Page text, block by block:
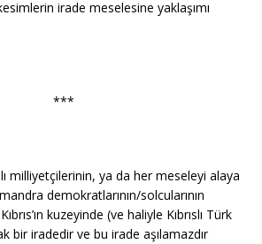
irade meselesine yaklaşımı
***
milliyetçilerinin, ya da her meseleyi alaya
demokratlarının/solcularının
kuzeyinde (ve haliyle Kıbrıslı Türk
bir iradedir ve bu irade aşılamazdır